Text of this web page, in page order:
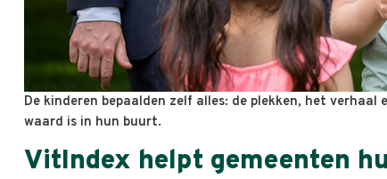
De kinderen bepaalden zelf alles: de plekken, het
waard is in hun buurt.
VitIndex helpt gemeenten